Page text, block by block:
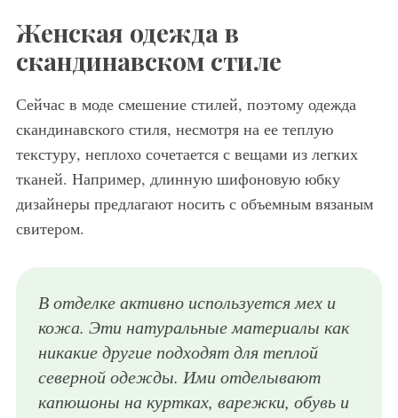
Женская одежда в
скандинавском стиле
Сейчас в моде смешение стилей, поэтому одежда
скандинавского стиля, несмотря на ее теплую
текстуру, неплохо сочетается с вещами из легких
тканей. Например, длинную шифоновую юбку
дизайнеры предлагают носить с объемным вязаным
свитером.
В отделке активно используется мех и
кожа. Эти натуральные материалы как
никакие другие подходят для теплой
северной одежды. Ими отделывают
капюшоны на куртках, варежки, обувь и